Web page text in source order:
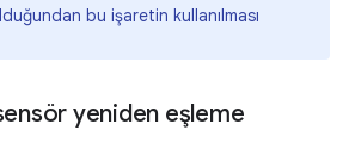
bu işaretin kullanılması
yeniden eşleme